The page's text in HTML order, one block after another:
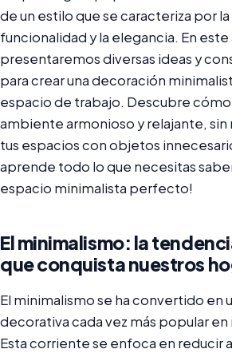
de un estilo que se caracteriza por
funcionalidad y la elegancia. En
presentaremos diversas ideas y
para crear una decoración
espacio de trabajo. Descubre
ambiente armonioso y relajante,
tus espacios con objetos
aprende todo lo que necesitas
espacio minimalista perfecto!
El minimalismo: la
que conquista nuestros
El minimalismo se ha convertido en
decorativa cada vez más popular
Esta corriente se enfoca en reducir